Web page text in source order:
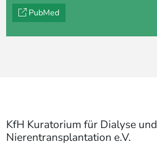
PubMed
KfH Kuratorium für Dialyse und
Nierentransplantation e.V.